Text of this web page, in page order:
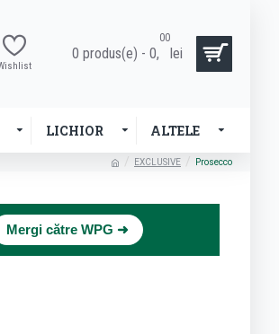
0 produs(e) - 0,
00
lei
LICHIOR ALTELE
EXCLUSIVE Prosecco
Mergi către WPG ➜